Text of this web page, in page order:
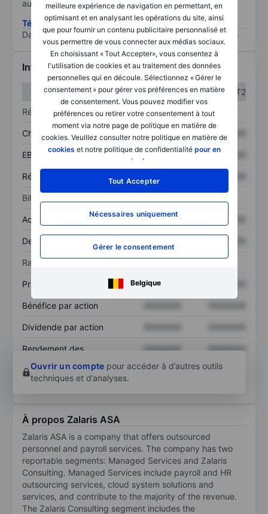
meilleure expérience de navigation en permettant, en
optimisant et en analysant les opérations du site, ainsi
que pour fournir un contenu publicitaire personnalisé et
vous permettre de vous connecter aux médias sociaux.
En choisissant « Tout Accepter», vous consentez à
l'utilisation de cookies et au traitement des données
personnelles qui en découle. Sélectionnez « Gérer le
consentement » pour gérer vos préférences en matière
de consentement. Vous pouvez modifier vos
préférences ou retirer votre consentement à tout
moment via notre page de politique en matière de
cookies. Veuillez consulter notre politique en matière de
cookies et notre politique de confidentialité pour en
savoir plus
Tout Accepter
Nécessaires uniquement
Gérer le consentement
Belgique
au risque le plus élevé).
Télécharger la méthodologie ESG (en anglais)
Data provided by
/
Informations financières
T1
T2
Résultats
Chiffre d’affaires XXXXXXX XXXXXXX
EBITDA XXXXXXX XXXXXXX
Résultat net
Bilan
Actif total XXXXXXX
Dette totale
Ratios
Prix / ventes XXXXXXX
Bénéfice par action
Dividende par action
Rendement des
XXXXXXX
XXXXXXX
Ouvrir un compte pour accéder à d’autres outils
techniques et d’analyses.
À propos Zalaris ASA
Zalaris ASA is a company that offers outsourced
personnel and payroll services. The company has two
reportable segments: Managed Services and Zalaris
Consulting. Managed Services include payroll and HR
outsourcing services, cloud system solutions and
services, and contribute to the majority of the revenue.
The Zalaris Consulting segment includes the